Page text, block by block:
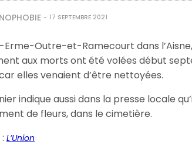
17 SEPTEMBRE 2021
Erme-Outre-et-Ramecourt dans
aux morts ont été volées début
elles venaient d’être nettoyées.
indique aussi dans la presse locale
de fleurs, dans le cimetière.
:L’Union